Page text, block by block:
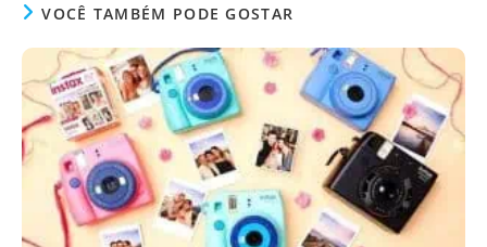
VOCÊ TAMBÉM PODE GOSTAR